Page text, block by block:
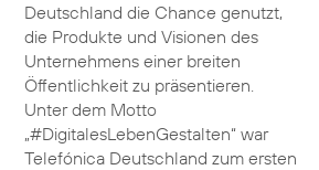
Deutschland die Chance genutzt,
die Produkte und Visionen des
Unternehmens einer breiten
Öffentlichkeit zu präsentieren.
Unter dem Motto
„#DigitalesLebenGestalten“ war
Telefónica Deutschland zum ersten